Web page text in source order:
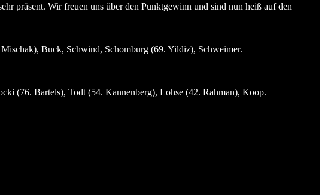
präsent. Wir freuen uns über den Punktgewinn und sind nun heiß auf den
Buck, Schwind, Schomburg (69. Yildiz), Schweimer.
(76. Bartels), Todt (54. Kannenberg), Lohse (42. Rahman), Koop.